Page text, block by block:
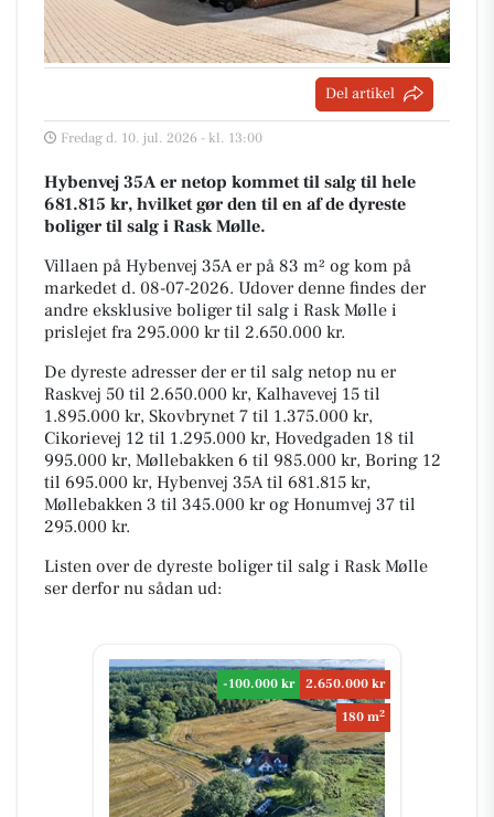
Del artikel
Fredag d. 10. jul. 2026 - kl. 13:00
Hybenvej 35A er netop kommet til salg til hele
681.815 kr, hvilket gør den til en af de dyreste
boliger til salg i Rask Mølle.
Villaen på Hybenvej 35A er på 83 m² og kom på
markedet d. 08-07-2026. Udover denne findes der
andre eksklusive boliger til salg i Rask Mølle i
prislejet fra 295.000 kr til 2.650.000 kr.
De dyreste adresser der er til salg netop nu er
Raskvej 50 til 2.650.000 kr, Kalhavevej 15 til
1.895.000 kr, Skovbrynet 7 til 1.375.000 kr,
Cikorievej 12 til 1.295.000 kr, Hovedgaden 18 til
995.000 kr, Møllebakken 6 til 985.000 kr, Boring 12
til 695.000 kr, Hybenvej 35A til 681.815 kr,
Møllebakken 3 til 345.000 kr og Honumvej 37 til
295.000 kr.
Listen over de dyreste boliger til salg i Rask Mølle
ser derfor nu sådan ud:
-100.000 kr
2.650.000 kr
180 m2